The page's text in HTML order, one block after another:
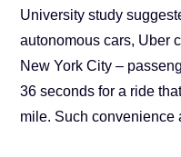
University study
autonomous cars, Uber
New York City –
36 seconds for a ride
mile. Such